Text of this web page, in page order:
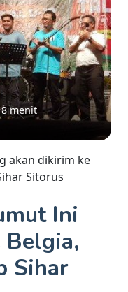
8 menit
akan dikirim ke
Sitorus
Ini
Sihar